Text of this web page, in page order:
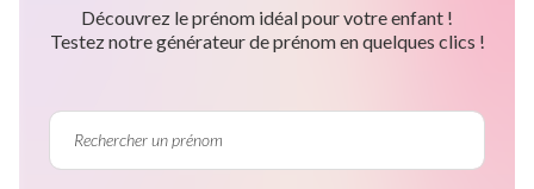
Découvrez le prénom idéal pour votre enfant !
Testez notre générateur de prénom en quelques clics !